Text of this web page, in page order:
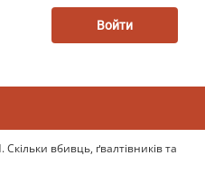
Войти
вбивць, ґвалтівників та